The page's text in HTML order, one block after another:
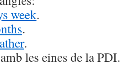
week.
.
.
les eines de la PDI.